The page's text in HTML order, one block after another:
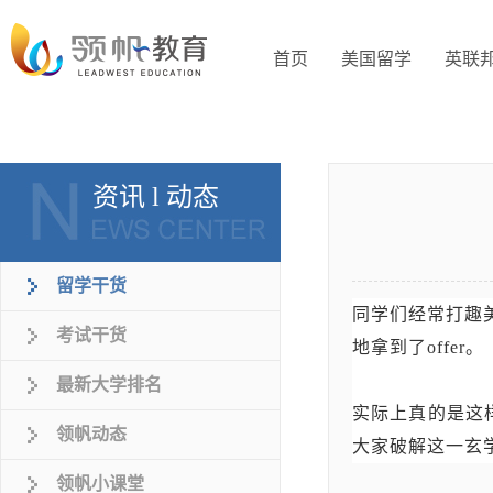
首页 美国留学 英联
资讯 l 动态
留学干货
考试干货
最新大学排名
领帆动态
领帆小课堂
同学们经常打趣
地拿到了offer。
实际上真的是这
大家破解这一